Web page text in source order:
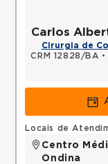
Carlos
Cirurgia de
CRM 12828/BA •
Locais de
Centro
Ondina